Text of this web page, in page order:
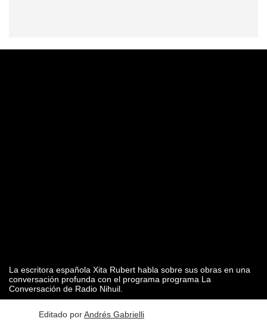
La escritora española Xita Rubert habla sobre sus obras en una
conversación profunda con el programa programa La
Conversación de Radio Nihuil.
Editado porAndrés Gabrielli